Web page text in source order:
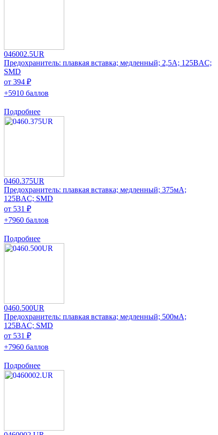
046002.5UR
Предохранитель: плавкая вставка; медленный; 2,5А; 125ВAC;
SMD
от 394 ₽
+5910 баллов
Подробнее
0460.375UR
Предохранитель: плавкая вставка; медленный; 375мА;
125ВAC; SMD
от 531 ₽
+7960 баллов
Подробнее
0460.500UR
Предохранитель: плавкая вставка; медленный; 500мА;
125ВAC; SMD
от 531 ₽
+7960 баллов
Подробнее